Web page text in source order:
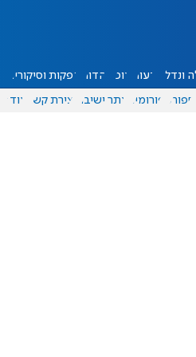
ונדל"ן דעות אוכל יהדות הפקות וסיקורים
ספורט פורומים אתר ישיבה יצירת קשר עוד